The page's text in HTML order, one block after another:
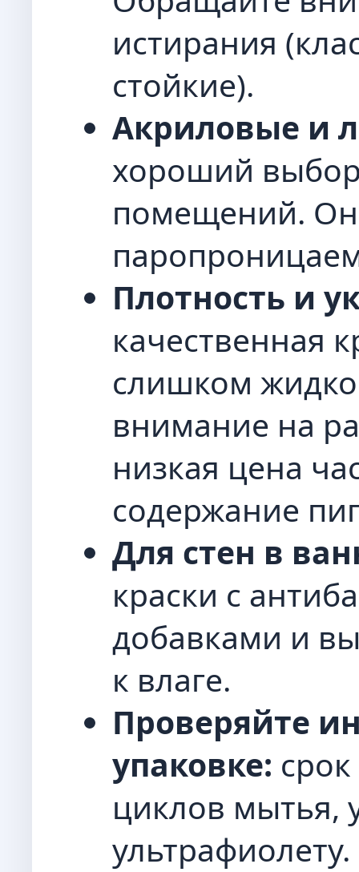
истирания
стойкие).
Акриловые и
хороший
помещений.
Плотность и
качественная
слишком
внимание на
низкая цена
содержание
Для стен в
краски с
добавками и
к влаге.
Проверяйте
упаковке:
циклов мытья,
ультрафиолету.